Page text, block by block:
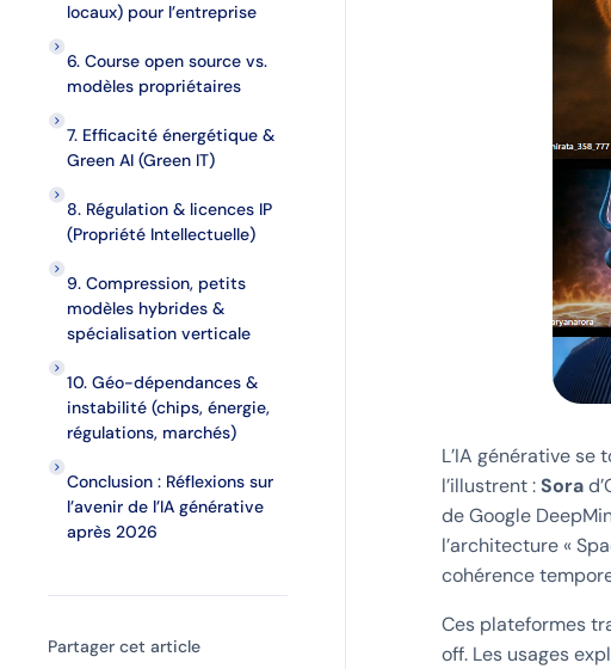
locaux) pour l’entreprise
6. Course open source vs.
modèles propriétaires
7. Efficacité énergétique &
Green AI (Green IT)
8. Régulation & licences IP
(Propriété Intellectuelle)
9. Compression, petits
modèles hybrides &
spécialisation verticale
10. Géo-dépendances &
instabilité (chips, énergie,
régulations, marchés)
Conclusion : Réflexions sur
l’avenir de l’IA générative
après 2026
Partager cet article
L’IA générative se
l’illustrent :Sora
de Google
l’architecture «
cohérence
Ces plateformes
off. Les usages